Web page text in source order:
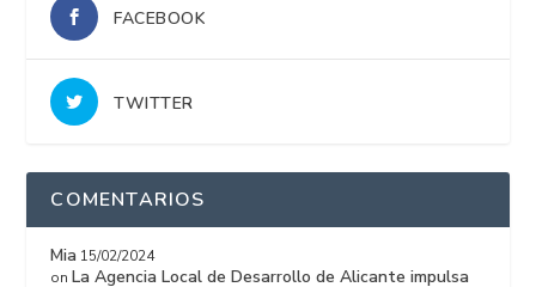
FACEBOOK
TWITTER
COMENTARIOS
Mia 15/02/2024
onLa Agencia Local de Desarrollo de Alicante impulsa